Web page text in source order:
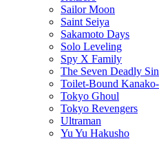
Sailor Moon
Saint Seiya
Sakamoto Days
Solo Leveling
Spy X Family
The Seven Deadly
Toilet-Bound
Tokyo Ghoul
Tokyo Revengers
Ultraman
Yu Yu Hakusho